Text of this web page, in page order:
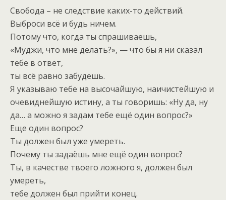
Свобода – не следствие каких-то действий.
Выброси всё и будь ничем.
Потому что, когда ты спрашиваешь,
«Муджи, что мне делать?», — что бы я ни сказал
тебе в ответ,
ты всё равно забудешь.
Я указываю тебе на высочайшую, наичистейшую и
очевиднейшую истину, а ты говоришь: «Ну да, ну
да… а можно я задам тебе ещё один вопрос?»
Еще один вопрос?
Ты должен был уже умереть.
Почему ты задаёшь мне ещё один вопрос?
Ты, в качестве твоего ложного я, должен был
умереть,
тебе должен был прийти конец.